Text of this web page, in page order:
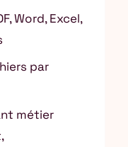
Word, Excel,
par
métier